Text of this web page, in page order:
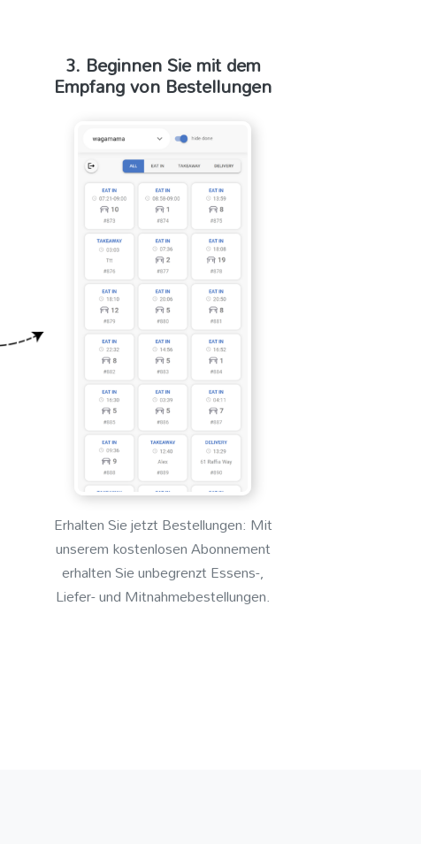
3. Beginnen Sie mit dem
Empfang von Bestellungen
Erhalten Sie jetzt Bestellungen: Mit
unserem kostenlosen Abonnement
erhalten Sie unbegrenzt Essens-,
Liefer- und Mitnahmebestellungen.